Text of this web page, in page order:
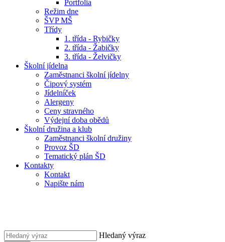
Portfolia
Režim dne
ŠVP MŠ
Třídy
1. třída - Rybičky
2. třída - Žabičky
3. třída - Želvičky
Školní jídelna
Zaměstnanci školní jídelny
Čipový systém
Jídelníček
Alergeny
Ceny stravného
Výdejní doba obědů
Školní družina a klub
Zaměstnanci školní družiny
Provoz ŠD
Tematický plán ŠD
Kontakty
Kontakt
Napište nám
Hledaný výraz